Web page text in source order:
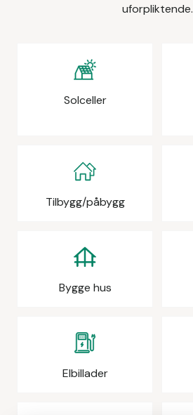
uforpliktende.
Solceller
Tilbygg/påbygg
Bygge hus
Elbillader